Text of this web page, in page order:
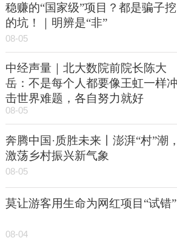
稳赚的“国家级”项目？都是骗子挖
的坑！｜明辨是“非”
08-05
中经声量｜北大数院前院长陈大
岳：不是每个人都要像王虹一样冲
击世界难题，各自努力就好
08-05
奔腾中国·质胜未来丨澎湃“村”潮，
激荡乡村振兴新气象
08-05
莫让游客用生命为网红项目“试错”
08-04